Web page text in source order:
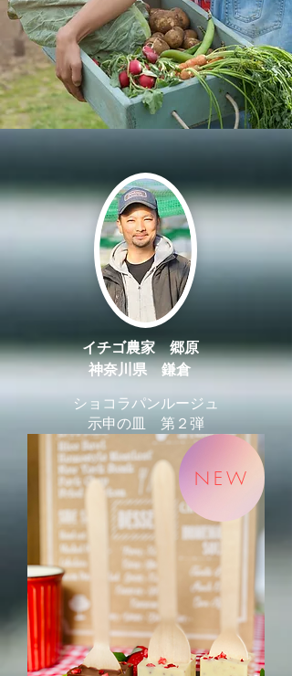
イチゴ農家 郷原
神奈川県 鎌倉
ショコラパンルージュ
示申の皿 第２弾
NEW